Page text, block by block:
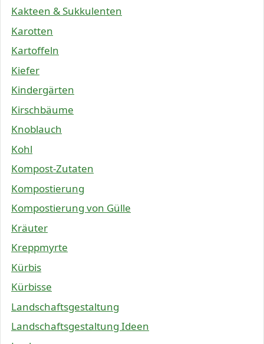
Kakteen & Sukkulenten
Karotten
Kartoffeln
Kiefer
Kindergärten
Kirschbäume
Knoblauch
Kohl
Kompost-Zutaten
Kompostierung
Kompostierung von Gülle
Kräuter
Kreppmyrte
Kürbis
Kürbisse
Landschaftsgestaltung
Landschaftsgestaltung Ideen